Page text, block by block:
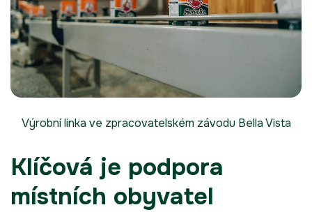
Výrobní linka ve zpracovatelském závodu Bella Vista
Klíčová je podpora
místních obyvatel